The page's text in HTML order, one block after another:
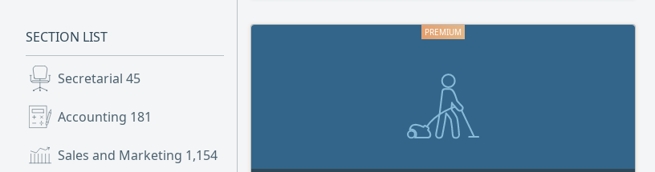
SECTION LIST
Secretarial 45
Accounting 181
Sales and Marketing 1,154